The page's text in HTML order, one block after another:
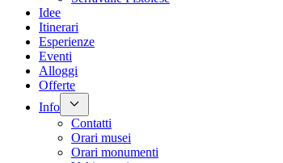
Idee
Itinerari
Esperienze
Eventi
Alloggi
Offerte
Info
Contatti
Orari musei
Orari monumenti